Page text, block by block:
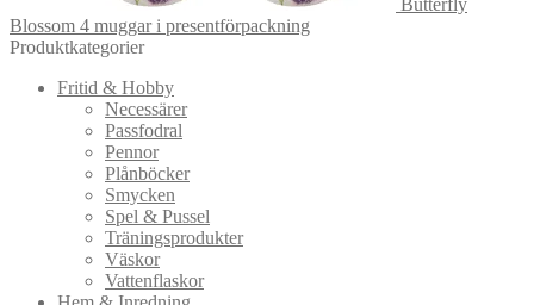
Butterfly
Blossom 4 muggar i presentförpackning
Produktkategorier
Fritid & Hobby
Necessärer
Passfodral
Pennor
Plånböcker
Smycken
Spel & Pussel
Träningsprodukter
Väskor
Vattenflaskor